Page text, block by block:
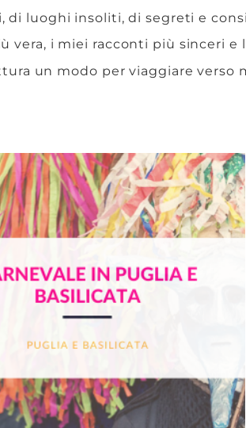
di luoghi insoliti, di segreti e
vera, i miei racconti più sinceri e
un modo per viaggiare verso